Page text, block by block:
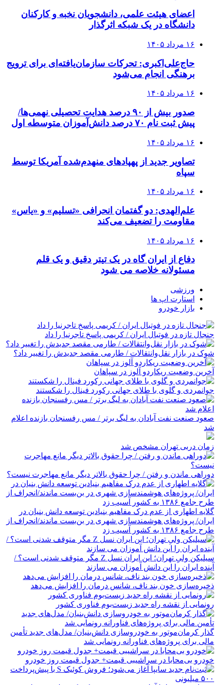
اعضای هیئت علمی، دانشجویان نخبه و کارکنان
دانشگاه در یک شبکه‌ اثرگذار
۱۶ مرداد ۱۴۰۵
حاج‌علی‌اکبری: تحرکات سازمان‌یافته‌ای برای ترویج
برهنگی انجام می‌شود
۱۶ مرداد ۱۴۰۵
صدور بیش از ۹۰ درصد هدایت تحصیلی نهمی‌ها/
پیش ثبت نام ۷۰ درصد دانش‌آموزان متوسطه اول
۱۶ مرداد ۱۴۰۵
تصاویر جدید از پهپادهای منهدم‌شده آمریکا توسط
سپاه
۱۶ مرداد ۱۴۰۵
علم‌الهدی: دو گفتمان انحرافی «تسلیم» و «یاس»
مقاومت را تضعیف می‌کند
۱۶ مرداد ۱۴۰۵
دفاع از ایران گاه در یک تیتر دقیق و یک قلم
مسئولانه خلاصه می شود
ورزشی
استارت اپ ها
بازار خودرو
جنجال تازه در فوتبال ایران / کریمی پاسخ تاجرنیا را داد
شوک در بازار نقل‌وانتقالات / طارمی مقصد جدیدش را تغییر داد؟
آخرین وضعیت ریکاردو آلوز در سپاهان
جوانمردی و گلوی با طلای جهانی رکورد فینال را شکستند
صعود صنعت نفت آبادان به لیگ برتر / مس رفسنجان بازنده اعلام
شد
زمان دربی تهران مشخص شد
دوراهی ماندن و رفتن / چرا حقوق بالاتر دیگر مانع مهاجرت نیست؟
گلایه اطهاری از عدم درک مفاهیم بنیادین توسعه دانش بنیان در
ایران/ پروژه‌های هوشمندسازی شهری در بن‌بست ماندند/انحراف از
طرح جامع ۱۳۸۶ به کشور آسیب زد
سیلیکن ولیِ تهران؛ این ایران نسل Z مگر متوقف شدنی است؟ /
آینده ایران را این دانش آموزان می سازند
ذخیره‌سازی خون بند ناف، شانس درمان را افزایش می‌دهد
رونمایی از نقشه راه جدید زیست‌بوم فناوری کشور
گذار کرمان‌موتور به خودروسازی دانش‌بنیان/ مدل‌های جدید تأمین
مالی برای پروژه‌های فناورانه رونمایی شد
خودرو بی‌محابا در سراشیبی قیمت+ جدول قیمت روز خودرو